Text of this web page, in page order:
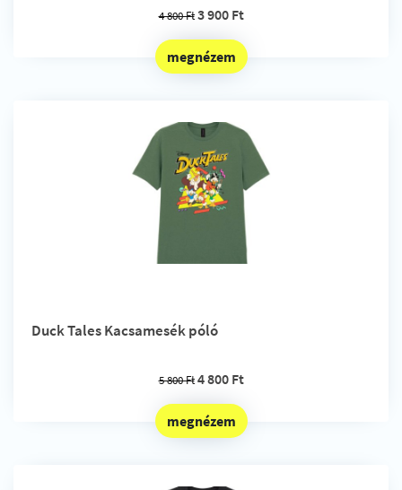
4 800 Ft 3 900 Ft
megnézem
Duck Tales Kacsamesék póló
5 800 Ft 4 800 Ft
megnézem